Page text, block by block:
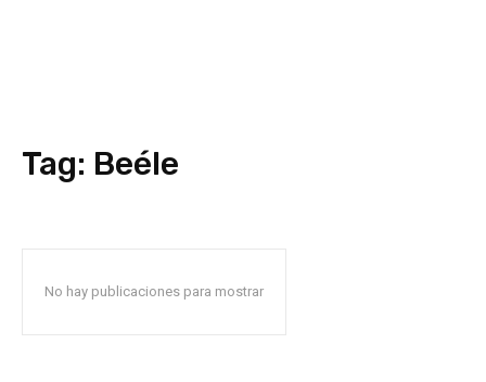
Tag: Beéle
No hay publicaciones para mostrar